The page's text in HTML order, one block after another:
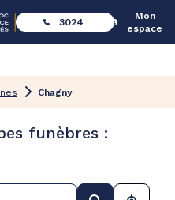
3024
Mon
espace
Chagny
funèbres :